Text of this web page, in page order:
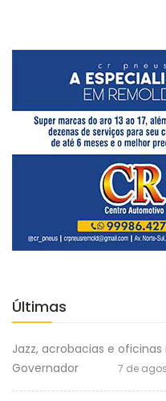
Últimas
Jazz, acrobacias e
Governador
7 de